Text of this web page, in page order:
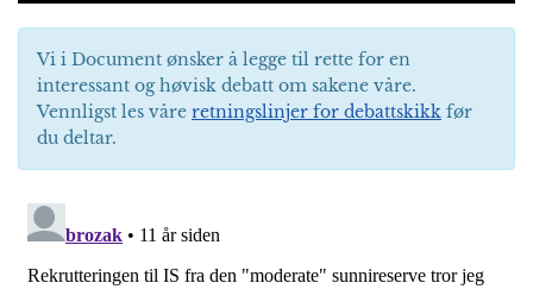
Vi i Document ønsker å legge til rette for en
interessant og høvisk debatt om sakene våre.
Vennligst les våre retningslinjer for debattskikk før
du deltar.